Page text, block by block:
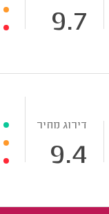
9.7
דירוג מחיר
9.4